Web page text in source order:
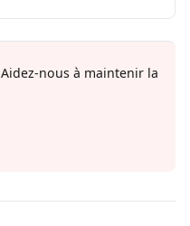
nous à maintenir la